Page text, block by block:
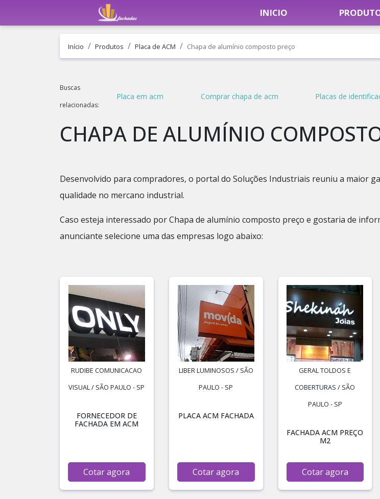
INICIO
Início Produtos Placa de ACM Chapa de alumínio composto preço
Buscas
relacionadas:
Placa em acm Comprar chapa de acm Placas de
CHAPA DE ALUMÍNIO
Desenvolvido para compradores, o portal do Soluções Industriais reuniu a maior
qualidade no mercano industrial.
Caso esteja interessado por Chapa de alumínio composto preço e gostaria de
anunciante selecione uma das empresas logo abaixo:
RUDIBE COMUNICACAO
VISUAL / SÃO PAULO - SP
FORNECEDOR DE
FACHADA EM ACM
Cotar agora
LIBER LUMINOSOS / SÃO
PAULO - SP
PLACA ACM FACHADA
Cotar agora
GERAL TOLDOS E
COBERTURAS / SÃO
PAULO - SP
FACHADA ACM PREÇO
M2
Cotar agora